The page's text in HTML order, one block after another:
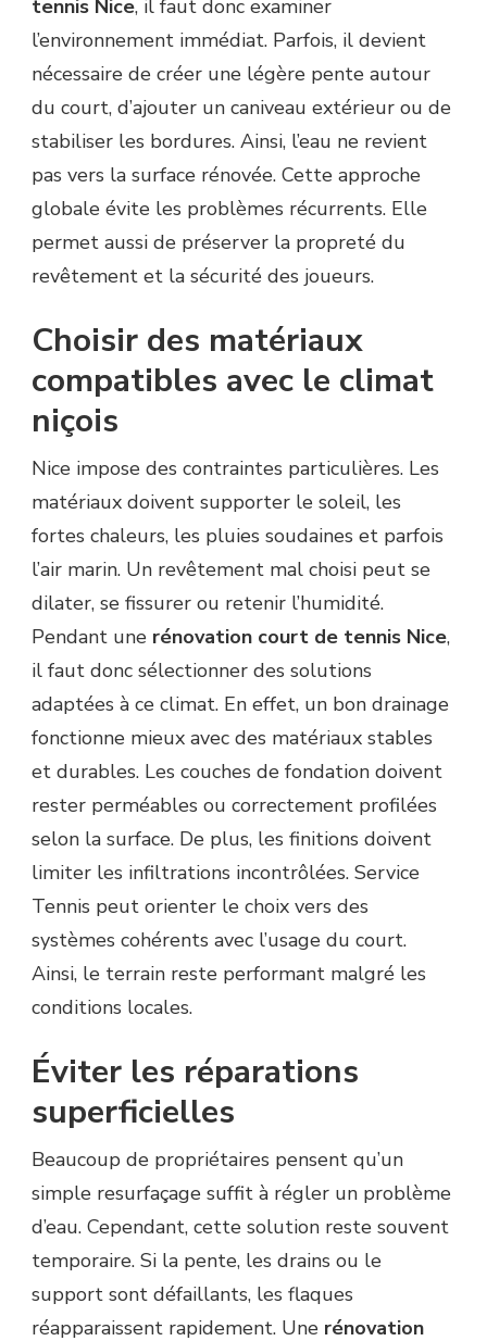
tennis Nice, il faut donc examiner
l’environnement immédiat. Parfois, il devient
nécessaire de créer une légère pente autour
du court, d’ajouter un caniveau extérieur ou de
stabiliser les bordures. Ainsi, l’eau ne revient
pas vers la surface rénovée. Cette approche
globale évite les problèmes récurrents. Elle
permet aussi de préserver la propreté du
revêtement et la sécurité des joueurs.
Choisir des matériaux
compatibles avec le climat
niçois
Nice impose des contraintes particulières. Les
matériaux doivent supporter le soleil, les
fortes chaleurs, les pluies soudaines et parfois
l’air marin. Un revêtement mal choisi peut se
dilater, se fissurer ou retenir l’humidité.
Pendant une rénovation court de tennis Nice,
il faut donc sélectionner des solutions
adaptées à ce climat. En effet, un bon drainage
fonctionne mieux avec des matériaux stables
et durables. Les couches de fondation doivent
rester perméables ou correctement profilées
selon la surface. De plus, les finitions doivent
limiter les infiltrations incontrôlées. Service
Tennis peut orienter le choix vers des
systèmes cohérents avec l’usage du court.
Ainsi, le terrain reste performant malgré les
conditions locales.
Éviter les réparations
superficielles
Beaucoup de propriétaires pensent qu’un
simple resurfaçage suffit à régler un problème
d’eau. Cependant, cette solution reste souvent
temporaire. Si la pente, les drains ou le
support sont défaillants, les flaques
réapparaissent rapidement. Une rénovation